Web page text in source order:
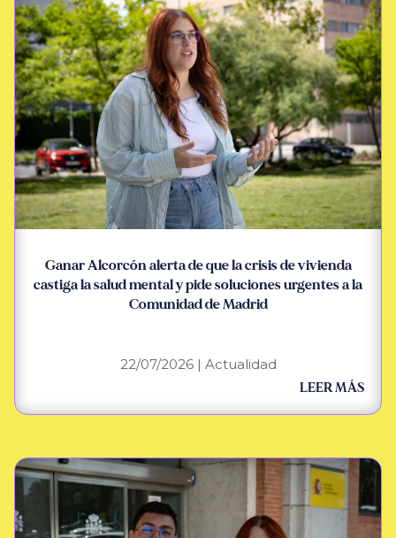
Ganar Alcorcón alerta de que la crisis de vivienda
castiga la salud mental y pide soluciones urgentes a la
Comunidad de Madrid
22/07/2026| Actualidad
LEER MÁS